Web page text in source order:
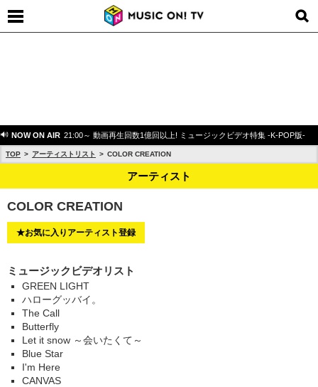
NOW ON AIR 21:00～ 動画再生回数1億回以上! ミュージックビデオ特集 -K-POP版-
TOP アーティストリスト COLOR CREATION
アーティスト
COLOR CREATION
★お気に入りアーティスト登録
ミュージックビデオリスト
GREEN LIGHT
ハローグッバイ。
The Call
Butterfly
Let it snow ～会いたくて～
Blue Star
I'm Here
CANVAS